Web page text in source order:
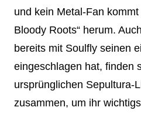
und kein Metal-Fan
Bloody Roots“ herum.
bereits mit Soulfly seinen
eingeschlagen hat, finden
ursprünglichen Sepultura-
zusammen, um ihr